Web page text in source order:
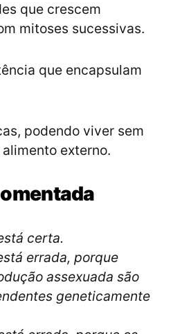
que crescem
mitoses sucessivas.
que encapsulam
podendo viver sem
externo.
certa.
errada, porque
assexuada são
geneticamente